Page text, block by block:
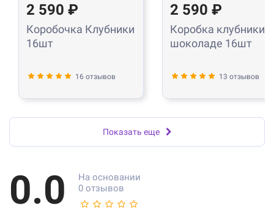
2 590 ₽
Коробочка Клубники
16шт
16 отзывов
2 590 ₽
Коробка клубники в
шоколаде 16шт
13 отзывов
Показать еще
0.0
На основании
0 отзывов